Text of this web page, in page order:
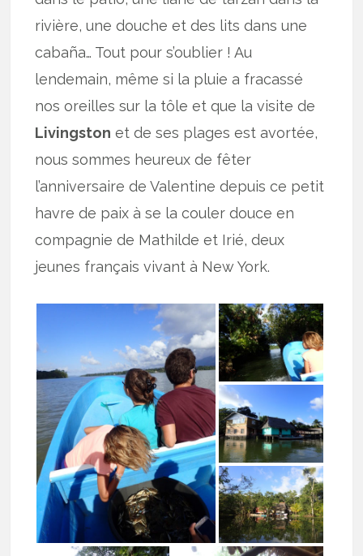
rivière, une douche et des lits dans une
cabaña… Tout pour s’oublier ! Au
lendemain, même si la pluie a fracassé
nos oreilles sur la tôle et que la visite de
Livingston et de ses plages est avortée,
nous sommes heureux de fêter
l’anniversaire de Valentine depuis ce petit
havre de paix à se la couler douce en
compagnie de Mathilde et Irié, deux
jeunes français vivant à New York.